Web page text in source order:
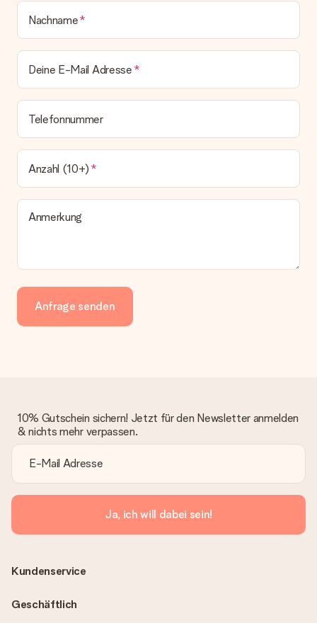
Nachname
Deine E-Mail Adresse
Telefonnummer
Anzahl (10+)
Anmerkung
Anfrage senden
10% Gutschein sichern! Jetzt für den Newsletter anmelden
& nichts mehr verpassen.
Ja, ich will dabei sein!
Kundenservice
Geschäftlich